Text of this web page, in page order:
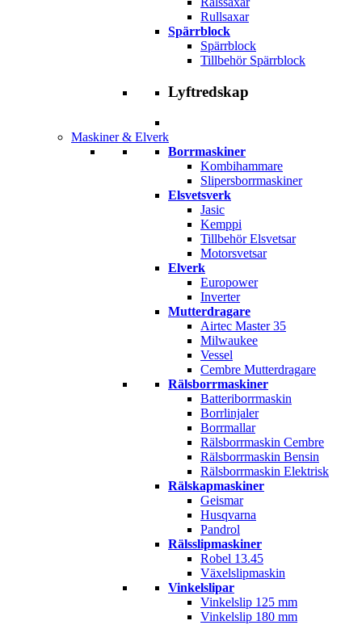
Rullsaxar
Spärrblock
Spärrblock
Tillbehör Spärrblock
Lyftredskap
Maskiner & Elverk
Borrmaskiner
Kombihammare
Slipersborrmaskiner
Elsvetsverk
Jasic
Kemppi
Tillbehör Elsvetsar
Motorsvetsar
Elverk
Europower
Inverter
Mutterdragare
Airtec Master 35
Milwaukee
Vessel
Cembre Mutterdragare
Rälsborrmaskiner
Batteriborrmaskin
Borrlinjaler
Borrmallar
Rälsborrmaskin Cembre
Rälsborrmaskin Bensin
Rälsborrmaskin Elektrisk
Rälskapmaskiner
Geismar
Husqvarna
Pandrol
Rälsslipmaskiner
Robel 13.45
Växelslipmaskin
Vinkelslipar
Vinkelslip 125 mm
Vinkelslip 180 mm